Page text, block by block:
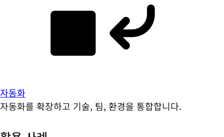
자동화
자동화를 확장하고 기술, 팀, 환경을 통합합니다.